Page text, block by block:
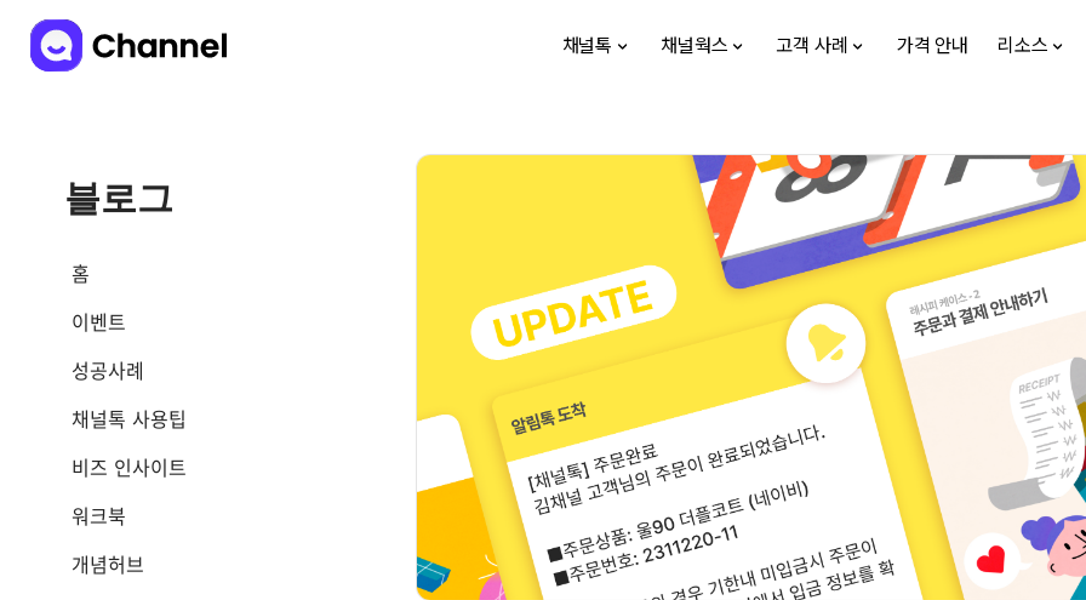
채널톡 채널웍스 고객 사례 가격 안내 리소스
블로그
홈
이벤트
성공사례
채널톡 사용팁
비즈 인사이트
워크북
개념허브